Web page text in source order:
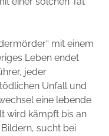
mit einem
Leben endet
jeder
Unfall und
eine lebende
wird kämpft bis an
sucht bei